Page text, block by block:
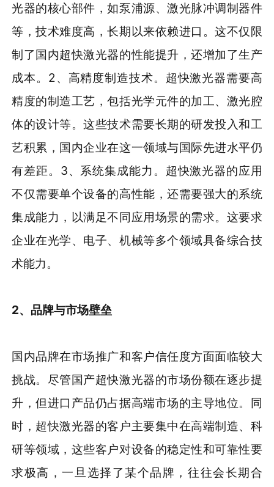
光器的核心部件，如泵浦源、激光脉冲调制器件
等，技术难度高，长期以来依赖进口。这不仅限
制了国内超快激光器的性能提升，还增加了生产
成本。2、高精度制造技术。超快激光器需要高
精度的制造工艺，包括光学元件的加工、激光腔
体的设计等。这些技术需要长期的研发投入和工
艺积累，国内企业在这一领域与国际先进水平仍
有差距。3、系统集成能力。超快激光器的应用
不仅需要单个设备的高性能，还需要强大的系统
集成能力，以满足不同应用场景的需求。这要求
企业在光学、电子、机械等多个领域具备综合技
术能力。
2、品牌与市场壁垒
国内品牌在市场推广和客户信任度方面面临较大
挑战。尽管国产超快激光器的市场份额在逐步提
升，但进口产品仍占据高端市场的主导地位。同
时，超快激光器的客户主要集中在高端制造、科
研等领域，这些客户对设备的稳定性和可靠性要
求极高，一旦选择了某个品牌，往往会长期合